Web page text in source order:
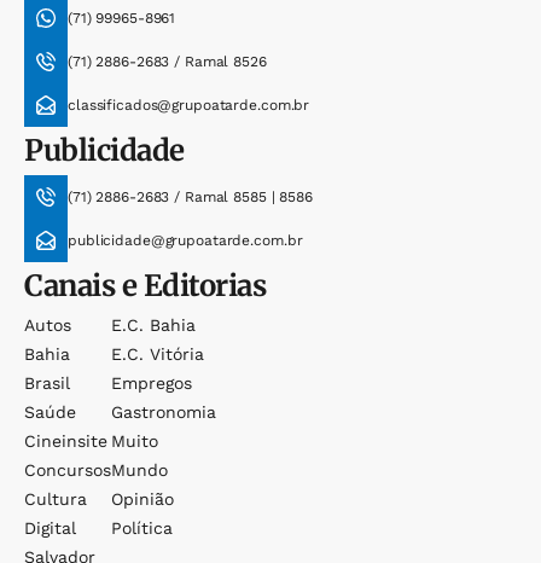
(71) 99965-8961
(71) 2886-2683 / Ramal 8526
classificados@grupoatarde.com.br
Publicidade
(71) 2886-2683 / Ramal 8585 | 8586
publicidade@grupoatarde.com.br
Canais e Editorias
Autos
Bahia
Brasil
Saúde
Cineinsite
Concursos
Cultura
Digital
Salvador
E.c. Bahia
E.c. Vitória
Empregos
Gastronomia
Muito
Mundo
Opinião
Política